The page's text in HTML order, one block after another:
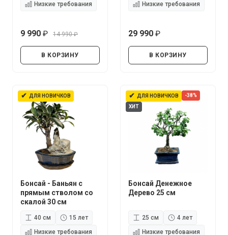
Низкие требования
9 990
14 990
В КОРЗИНУ
Низкие требования
29 990
В КОРЗИНУ
✔ ДЛЯ НОВИЧКОВ
Бонсай - Баньян с
прямым стволом со
скалой 30 см
40 см
15 лет
Низкие требования
✔ ДЛЯ НОВИЧКОВ
-38%
ХИТ
Бонсай Денежное
Дерево 25 см
25 см
4 лет
Низкие требования